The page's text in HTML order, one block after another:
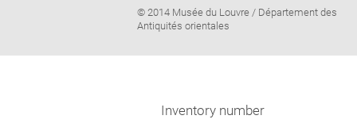
Image
caption:
© 2014 Musée du Louvre / Département des
Antiquités orientales
Inventory number